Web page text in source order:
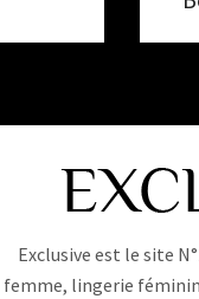
Exclusive est le site
femme, lingerie